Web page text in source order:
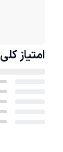
امتیاز کلی